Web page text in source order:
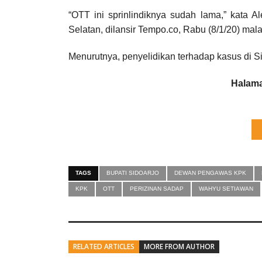
“OTT ini sprinlindiknya sudah lama,” kata
Selatan, dilansir Tempo.co, Rabu (8/1/20)
Menurutnya, penyelidikan terhadap kasus di
TAGS BUPATI SIDOARJO DEWAN PENGAWAS KPK
KPK OTT PERIZINAN SADAP WAHYU SETIAWAN
RELATED ARTICLES MORE FROM AUTHOR